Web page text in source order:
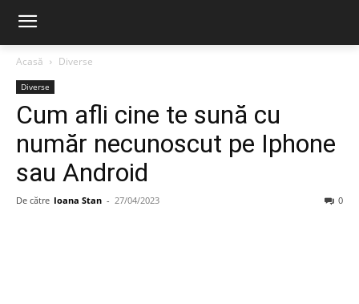
Acasă Diverse
Diverse
Cum afli cine te sună cu
număr necunoscut pe Iphone
sau Android
De către Ioana Stan - 27/04/2023 0